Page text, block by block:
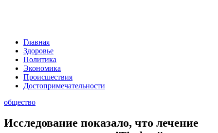
Главная
Здоровье
Политика
Экономика
Происшествия
Достопримечательности
общество
Исследование показало, что лечение